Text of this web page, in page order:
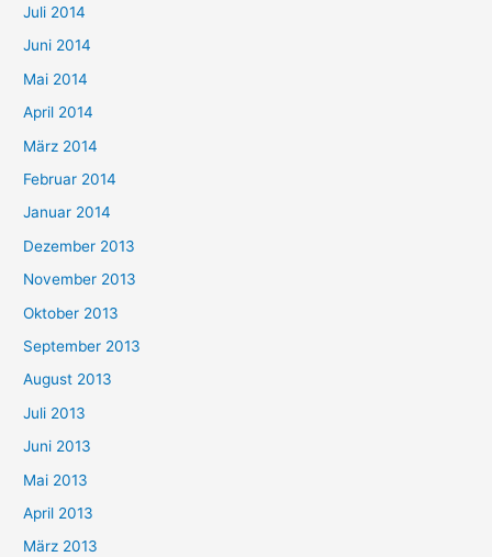
Juli 2014
Juni 2014
Mai 2014
April 2014
März 2014
Februar 2014
Januar 2014
Dezember 2013
November 2013
Oktober 2013
September 2013
August 2013
Juli 2013
Juni 2013
Mai 2013
April 2013
März 2013